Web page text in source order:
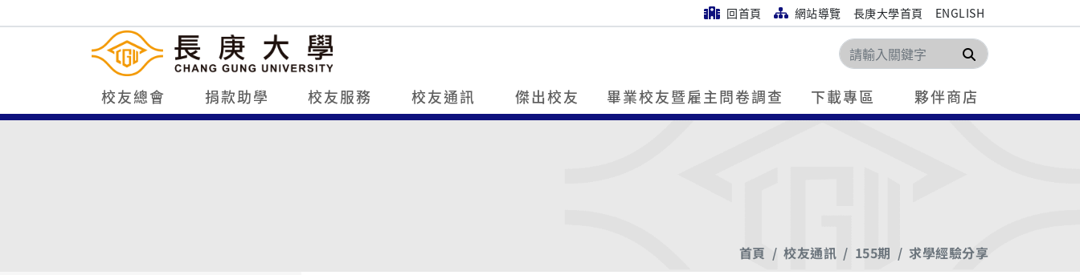
回首頁 網站導覽 長庚大學首頁 ENGLISH
搜尋
校友總會 捐款助學 校友服務 校友通訊 傑出校友 畢業校友暨雇主問卷調查 下載專區 夥伴商店
首頁 校友通訊 155期 求學經驗分享